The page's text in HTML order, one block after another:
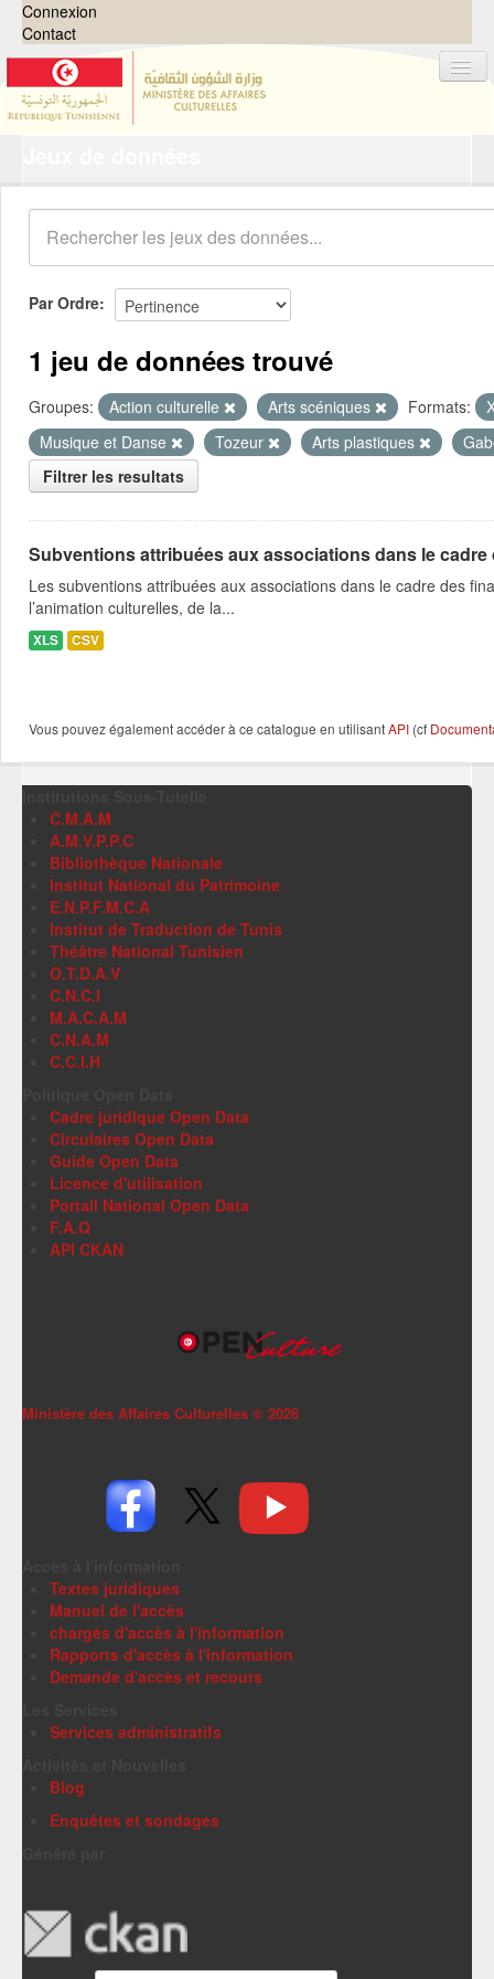
Connexion
Contact
Organisations
Groupes
Demandes 0
À propos
Par Ordre
1 jeu de données trouvé
Groupes: Action culturelle Arts scéniques Formats:
Musique et Danse
Tozeur Arts plastiques
Filtrer les resultats
Subventions attribuées aux associations dans le
Les subventions attribuées aux associations dans le cadre des
l’animation culturelles, de la...
XLS CSV
Vous pouvez également accéder à ce catalogue en utilisantAPI (cf
C.M.A.M
A.M.V.P.P.C
Bibliothèque Nationale
Institut National du Patrimoine
E.N.P.F.M.C.A
Institut de Traduction de Tunis
Théâtre National Tunisien
O.T.D.A.V
C.N.C.I
M.A.C.A.M
C.N.A.M
C.C.I.H
Cadre juridique Open Data
Circulaires Open Data
Guide Open Data
Licence d'utilisation
Portail National Open Data
F.A.Q
API CKAN
Ministère des Affaires Culturelles © 2026
Textes juridiques
Manuel de l'accès
chargés d'accès à l'information
Rapports d'accès à l'information
Demande d'accès et recours
Services administratifs
Blog
Enquêtes et sondages